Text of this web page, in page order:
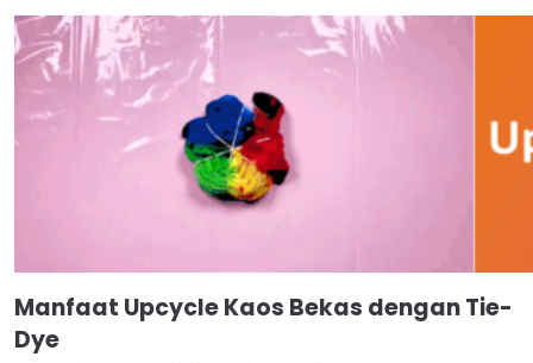
Manfaat Upcycle Kaos Bekas dengan Tie-
Dye